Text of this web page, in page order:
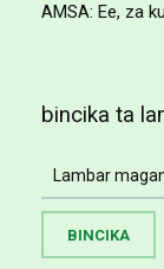
AMSA: Ee, za
bincika ta